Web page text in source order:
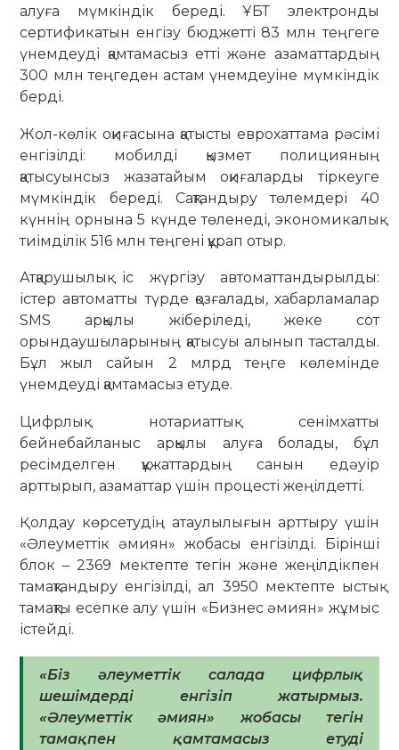
алуға мүмкіндік береді. ҰБТ электронды
сертификатын енгізу бюджетті 83 млн теңгеге
үнемдеуді қамтамасыз етті және азаматтардың
300 млн теңгеден астам үнемдеуіне мүмкіндік
берді.
Жол-көлік оқиғасына қатысты еврохаттама рәсімі
енгізілді: мобилді қызмет полицияның
қатысуынсыз жазатайым оқиғаларды тіркеуге
мүмкіндік береді. Сақтандыру төлемдері 40
күннің орнына 5 күнде төленеді, экономикалық
тиімділік 516 млн теңгені құрап отыр.
Атқарушылық іс жүргізу автоматтандырылды:
істер автоматты түрде қозғалады, хабарламалар
SMS арқылы жіберіледі, жеке сот
орындаушыларының қатысуы алынып тасталды.
Бұл жыл сайын 2 млрд теңге көлемінде
үнемдеуді қамтамасыз етуде.
Цифрлық нотариаттық сенімхатты
бейнебайланыс арқылы алуға болады, бұл
ресімделген құжаттардың санын едәуір
арттырып, азаматтар үшін процесті жеңілдетті.
Қолдау көрсетудің атаулылығын арттыру үшін
«Әлеуметтік әмиян» жобасы енгізілді. Бірінші
блок – 2369 мектепте тегін және жеңілдікпен
тамақтандыру енгізілді, ал 3950 мектепте ыстық
тамақты есепке алу үшін «Бизнес әмиян» жұмыс
істейді.
«Біз әлеуметтік салада цифрлық
шешімдерді енгізіп жатырмыз.
«Әлеуметтік әмиян» жобасы тегін
тамақпен қамтамасыз етуді